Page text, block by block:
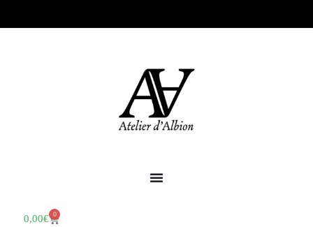
0,00€ 0